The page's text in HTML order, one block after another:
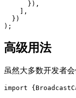
}),
],
})
);
高级用法
虽然大多数开发者会
import {